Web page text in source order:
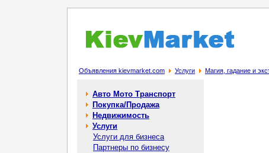
Объявления kievmarket.com Услуги Магия, гадание и
Авто Мото Транспорт
Покупка/Продажа
Недвижимость
Услуги
Услуги для бизнеса
Партнеры по бизнесу